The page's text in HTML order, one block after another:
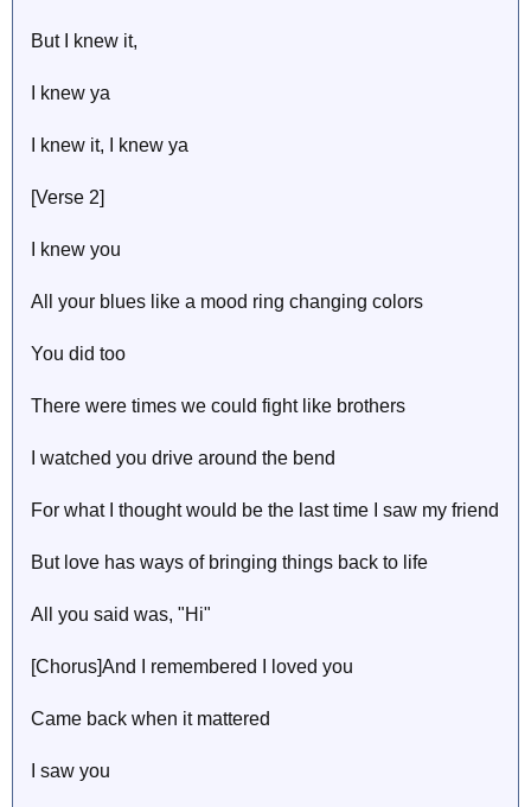
But I knew it,
I knew ya
I knew it, I knew ya
[Verse 2]
I knеw you
All your blues like a mood ring changing colors
You did too
Therе were times we could fight like brothers
I watched you drive around the bend
For what I thought would be the last time I saw my friend
But love has ways of bringing things back to life
All you said was, "Hi"
[Chorus]And I remembered I loved you
Came back when it mattered
I saw you